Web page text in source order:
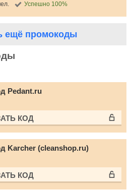
Успешно 100%
ещё промокоды
Pedant.ru
КОД
Karcher (cleanshop.ru)
КОД